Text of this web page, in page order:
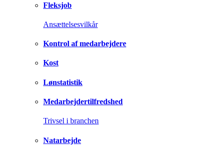
Fleksjob
Ansættelsesvilkår
Kontrol af medarbejdere
Kost
Lønstatistik
Medarbejdertilfredshed
Trivsel i branchen
Natarbejde